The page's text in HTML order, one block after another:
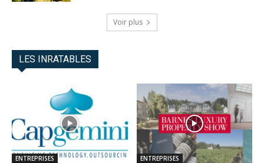
Voir plus
LES INRATABLES
ENTREPRISES ENTREPRISES